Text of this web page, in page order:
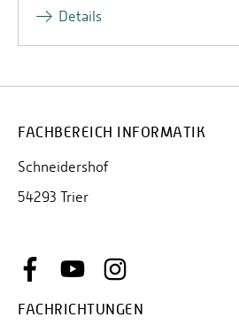
Details
FACHBEREICH INFORMATIK
Schneidershof
54293 Trier
FACHRICHTUNGEN